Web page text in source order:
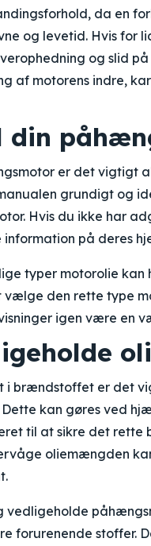
da en
og levetid. Hvis for
og slid
af motorens indre,
din
er det vigtigt
grundigt og
Hvis du ikke har
på deres
typer motorolie kan
den rette type
igen være en
i brændstoffet er det
kan gøres ved
til at sikre det rette
oliemængden
vedligeholde
forurenende stoffer.